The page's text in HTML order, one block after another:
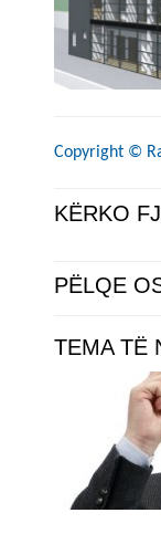
Copyright ©
KËRKO
PËLQE
TEMA TË